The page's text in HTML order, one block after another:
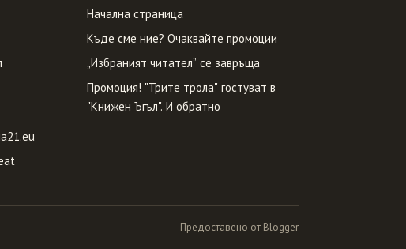
Начална страница
Къде сме ние? Очаквайте промоции
„Избраният читател” се завръща
Промоция! "Трите трола" гостуват в
"Книжен Ъгъл". И обратно
Предоставено от Blogger